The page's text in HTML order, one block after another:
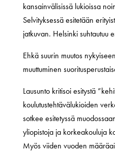
kansainvälisissä lukioissa
Selvityksessä esitetään
jatkuvan. Helsinki suhtautuu
Ehkä suurin muutos
muuttuminen
Lausunto kritisoi esitystä
koulutustehtävälukioiden
sotkee esitetyssä
yliopistoja ja korkeakouluja
Myös viiden vuoden